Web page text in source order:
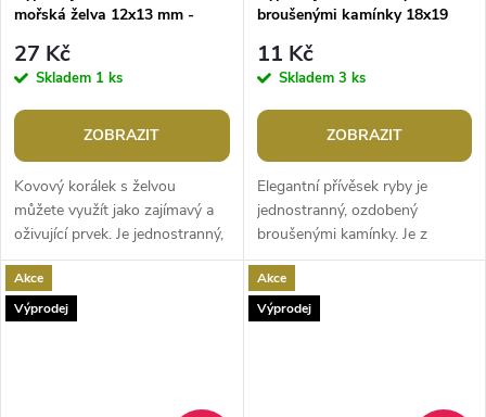
mořská želva 12x13 mm -
27 Kč
Skladem 1 ks
ZOBRAZIT
Kovový korálek s želvou
můžete využít jako zajímavý a
oživující prvek. Je jednostranný,
průvlek je umístěný směrem od
hlavy k zadečku.
broušenými kamínky 18x19
11 Kč
Skladem 3 ks
ZOBRAZIT
Elegantní přívěsek ryby je
jednostranný, ozdobený
broušenými kamínky. Je z
nemagnetického kovu.
Akce
Výprodej
Akce
Výprodej